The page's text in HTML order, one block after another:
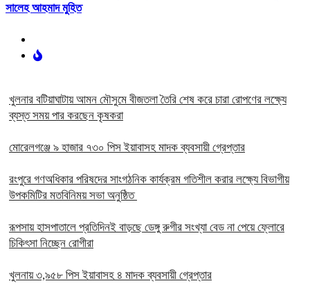
সালেহ আহমাদ মুহিত
খুলনার বটিয়াঘাটায় আমন মৌসুমে বীজতলা তৈরি শেষ করে চারা রোপণের লক্ষ্যে
ব্যস্ত সময় পার করছেন কৃষকরা
মোরেলগঞ্জে ৯ হাজার ৭৩০ পিস ইয়াবাসহ মাদক ব্যবসায়ী গ্রেপ্তার
রংপুরে গণঅধিকার পরিষদের সাংগঠনিক কার্যক্রম গতিশীল করার লক্ষ্যে বিভাগীয়
উপকমিটির মতবিনিময় সভা অনুষ্ঠিত
রূপসায় হাসপাতালে প্রতিদিনই বাড়ছে ডেঙ্গু রুগীর সংখ্যা বেড না পেয়ে ফ্লোরে
চিকিৎসা নিচ্ছেন রোগীরা
খুলনায় ৩,৯৫৮ পিস ইয়াবাসহ ৪ মাদক ব্যবসায়ী গ্রেপ্তার